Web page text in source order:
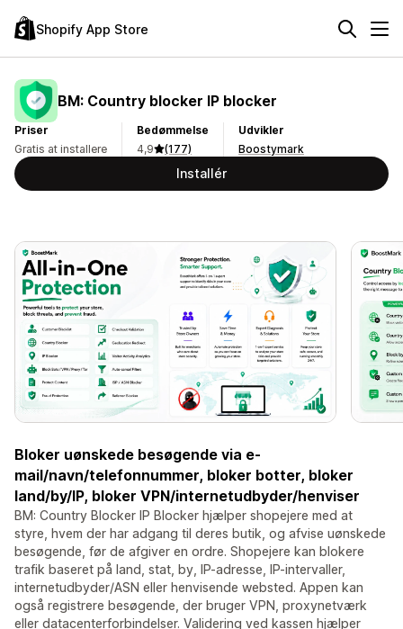
Shopify App Store
BM: Country blocker IP blocker
Priser
Gratis at installere
Bedømmelse
4,9
(177)
Udvikler
Boostymark
Installér
Bloker uønskede besøgende via e-
mail/navn/telefonnummer, bloker botter, bloker
land/by/IP, bloker VPN/internetudbyder/henviser
BM: Country Blocker IP Blocker hjælper shopejere med at
styre, hvem der har adgang til deres butik, og afvise uønskede
besøgende, før de afgiver en ordre. Shopejere kan blokere
trafik baseret på land, stat, by, IP-adresse, IP-intervaller,
internetudbyder/ASN eller henvisende websted. Appen kan
også registrere besøgende, der bruger VPN, proxynetværk
eller datacenterforbindelser. Validering ved kassen hjælper